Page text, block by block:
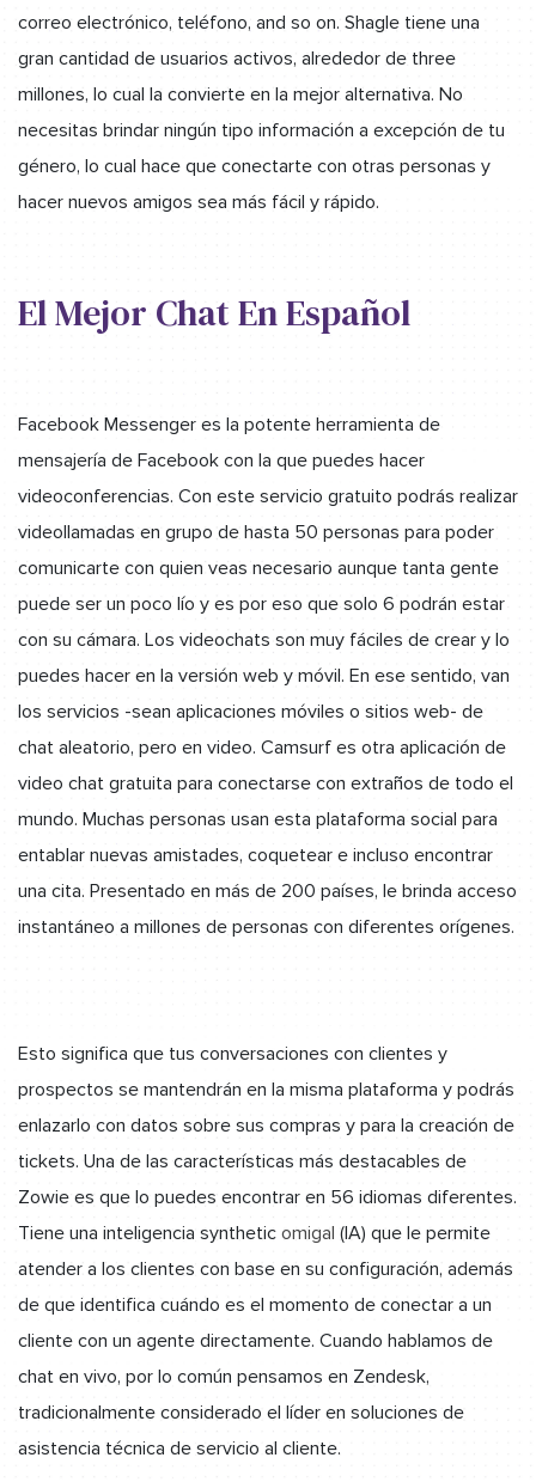
correo electrónico, teléfono, and so on. Shagle tiene una
gran cantidad de usuarios activos, alrededor de three
millones, lo cual la convierte en la mejor alternativa. No
necesitas brindar ningún tipo información a excepción de tu
género, lo cual hace que conectarte con otras personas y
hacer nuevos amigos sea más fácil y rápido.
El Mejor Chat En Español
Facebook Messenger es la potente herramienta de
mensajería de Facebook con la que puedes hacer
videoconferencias. Con este servicio gratuito podrás realizar
videollamadas en grupo de hasta 50 personas para poder
comunicarte con quien veas necesario aunque tanta gente
puede ser un poco lío y es por eso que solo 6 podrán estar
con su cámara. Los videochats son muy fáciles de crear y lo
puedes hacer en la versión web y móvil. En ese sentido, van
los servicios -sean aplicaciones móviles o sitios web- de
chat aleatorio, pero en video. Camsurf es otra aplicación de
video chat gratuita para conectarse con extraños de todo el
mundo. Muchas personas usan esta plataforma social para
entablar nuevas amistades, coquetear e incluso encontrar
una cita. Presentado en más de 200 países, le brinda acceso
instantáneo a millones de personas con diferentes orígenes.
Esto significa que tus conversaciones con clientes y
prospectos se mantendrán en la misma plataforma y podrás
enlazarlo con datos sobre sus compras y para la creación de
tickets. Una de las características más destacables de
Zowie es que lo puedes encontrar en 56 idiomas diferentes.
Tiene una inteligencia synthetic omigal (IA) que le permite
atender a los clientes con base en su configuración, además
de que identifica cuándo es el momento de conectar a un
cliente con un agente directamente. Cuando hablamos de
chat en vivo, por lo común pensamos en Zendesk,
tradicionalmente considerado el líder en soluciones de
asistencia técnica de servicio al cliente.